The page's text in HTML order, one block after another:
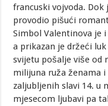
francuski vojvoda.
provodio pišući
Simbol Valentinova je
a prikazan je držeći
svijetu pošalje više od
milijuna ruža ženama i
zaljubljenih slavi 14. u
mjesecom ljubavi pa